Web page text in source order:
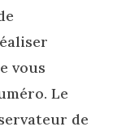
vous
Le
de